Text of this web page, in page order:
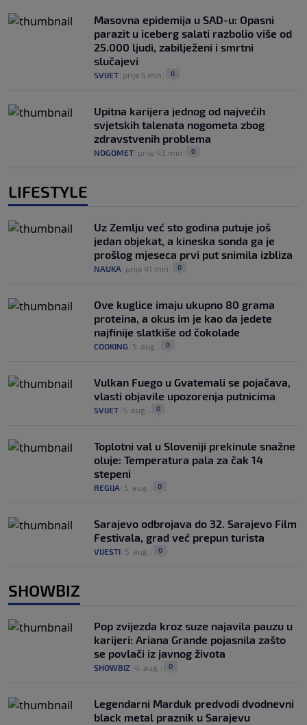
Masovna epidemija u SAD-u: Opasni
parazit u iceberg salati razbolio više od
25.000 ljudi, zabilježeni i smrtni
slučajevi
SVIJET prije 5 min 0
Upitna karijera jednog od najvećih
svjetskih talenata nogometa zbog
zdravstvenih problema
NOGOMET prije 43 min 0
LIFESTYLE
Uz Zemlju već sto godina putuje još
jedan objekat, a kineska sonda ga je
prošlog mjeseca prvi put snimila izbliza
NAUKA prije 41 min 0
Ove kuglice imaju ukupno 80 grama
proteina, a okus im je kao da jedete
najfinije slatkiše od čokolade
COOKING 5. aug. 0
Vulkan Fuego u Gvatemali se pojačava,
vlasti objavile upozorenja putnicima
SVIJET 5. aug. 0
Toplotni val u Sloveniji prekinule snažne
oluje: Temperatura pala za čak 14
stepeni
REGIJA 5. aug. 0
Sarajevo odbrojava do 32. Sarajevo Film
Festivala, grad već prepun turista
VIJESTI 5. aug. 0
SHOWBIZ
Pop zvijezda kroz suze najavila pauzu u
karijeri: Ariana Grande pojasnila zašto
se povlači iz javnog života
SHOWBIZ 4. aug. 0
Legendarni Marduk predvodi dvodnevni
black metal praznik u Sarajevu